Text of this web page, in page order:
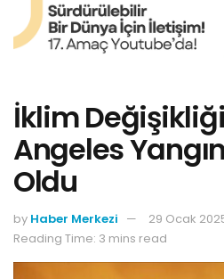
İklim
Angeles
Oldu
by Haber Merkezi
29 Ocak
Reading Time: 3 mins read